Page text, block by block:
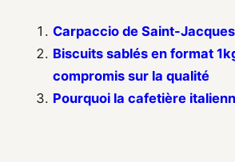
Carpaccio de Saint-
Biscuits sablés en format
compromis sur la qualité
Pourquoi la cafetière